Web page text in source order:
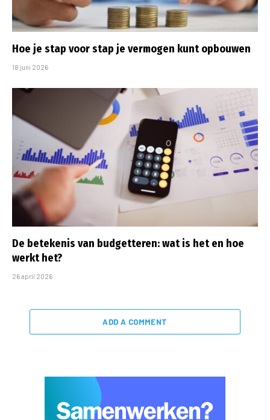
Hoe je stap voor stap je vermogen kunt opbouwen
18 juni 2026
De betekenis van budgetteren: wat is het en hoe
werkt het?
26 april 2026
ADD A COMMENT